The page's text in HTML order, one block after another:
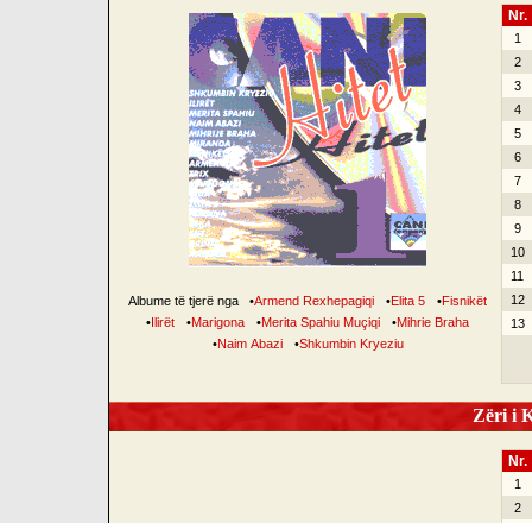
Albume të tjerë nga •Armend Rexhepagiqi •Elita 5 •Fisnikët
•Ilirët •Marigona •Merita Spahiu Muçiqi •Mihrie Braha
•Naim Abazi •Shkumbin Kryeziu
Nr.
1
2
3
4
5
6
7
8
9
10
11
12
13
Zëri i
Nr.
1
2